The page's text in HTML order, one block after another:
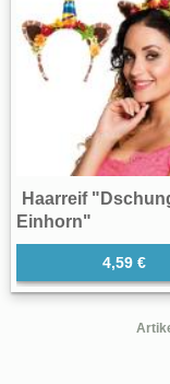
Haarreif
Einhorn"
4,59 €